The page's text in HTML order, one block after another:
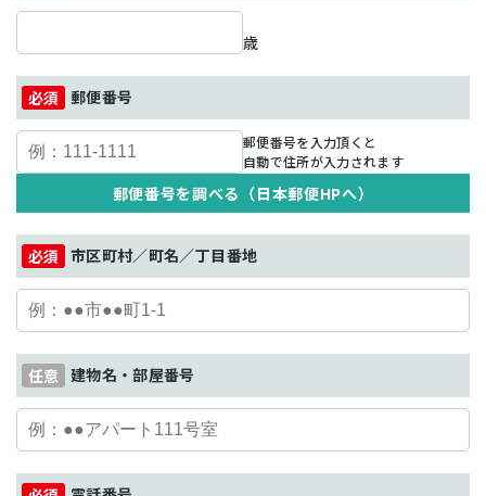
歳
郵便番号
郵便番号を入力頂くと
自動で住所が入力されます
郵便番号を調べる（日本郵便HPへ）
市区町村／町名／丁目番地
建物名・部屋番号